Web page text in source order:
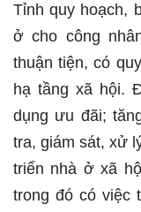
Tỉnh quy hoạch,
ở cho công
thuận tiện, có
hạ tầng xã hội.
dụng ưu đãi;
tra, giám sát, xử
triển nhà ở xã
trong đó có việc